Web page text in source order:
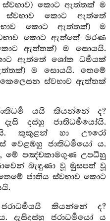
ස්වභාව) කොට ඇත්තක් ම
ස්වභාව කොට ඇත්තේ
කොට ඇත්තක්) ම
කොට ඇත්තේ මරණ
කොට ඇත්තක්) ම සොයයි.
ඇත්තේ ශෝක ධර්‍මයක්
ම සොයයි. තෙමේ
ස්වභාව ඇත්තක්
යයි කියන්නේ ද?
දැසි දස්හු ජාතිධර්‍මයෝයි.
කුකුළන් හා ඌරෝ
වෙළඹහු ජාතිධර්‍මයෝ ය.
මේ පඤ්චකාමගුණ උපධීහු
බැඳුණා වූ මුසපත් වූ
ජාතිය ස්වභාව කොට
කියන්නේ ද?
ය. දැසිදස්හු ජරාධර්‍මයෝ ය